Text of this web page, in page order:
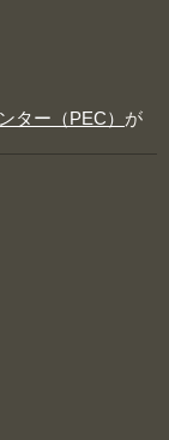
ター（PEC） が